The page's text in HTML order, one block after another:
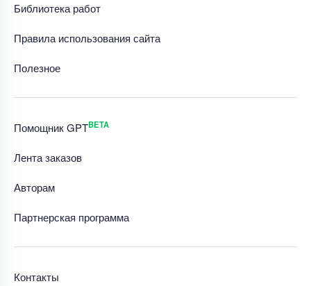
Библиотека работ
Правила использования сайта
Полезное
Помощник GPTBETA
Лента заказов
Авторам
Партнерская программа
Контакты